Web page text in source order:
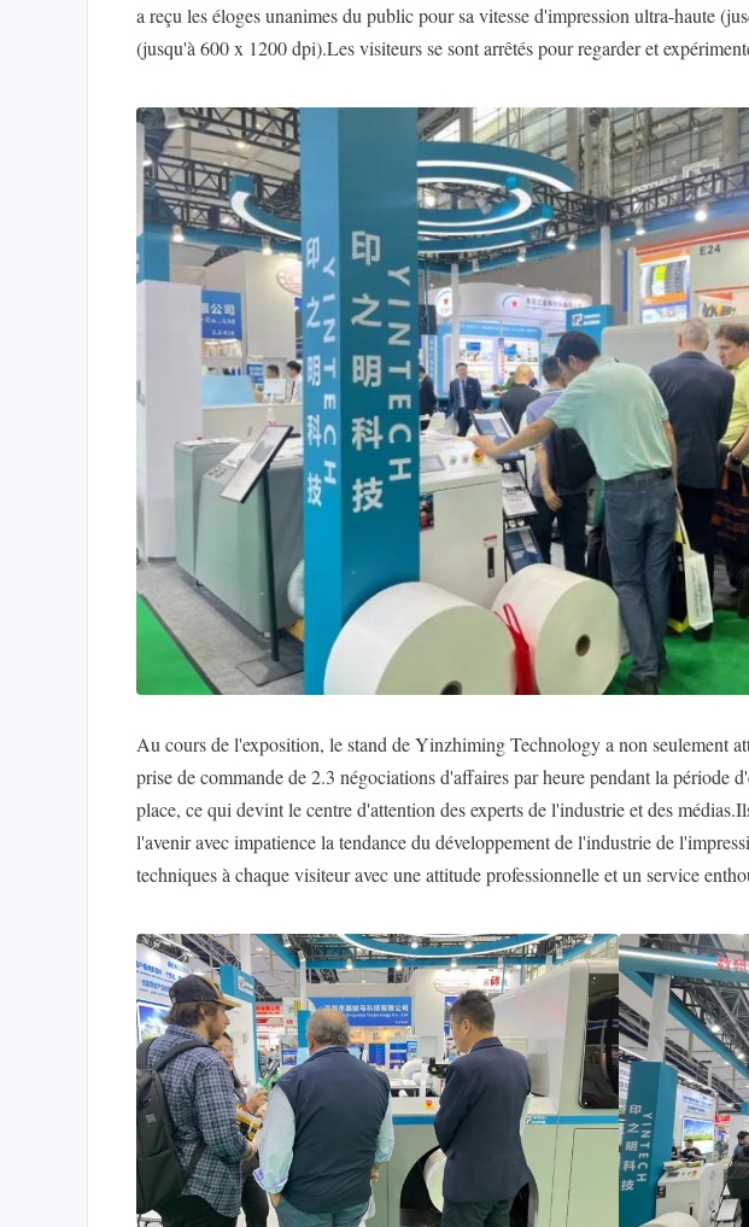
a reçu les éloges unanimes du public pour sa vitesse d'impression ultra-haute
(jusqu'à 600 x 1200 dpi).Les visiteurs se sont arrêtés pour regarder et
Au cours de l'exposition, le stand de Yinzhiming Technology a non seulement
prise de commande de 2.3 négociations d'affaires par heure pendant la
place, ce qui devint le centre d'attention des experts de l'industrie et des
l'avenir avec impatience la tendance du développement de l'industrie de
techniques à chaque visiteur avec une attitude professionnelle et un service